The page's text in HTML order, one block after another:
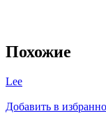
Похожие
Lee
Добавить в